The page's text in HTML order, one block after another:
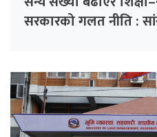
सरकारको गलत नीति :